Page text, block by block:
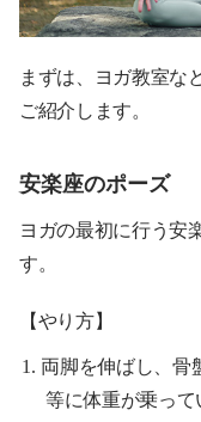
まずは、ヨガ教室な
ご紹介します。
安楽座のポーズ
ヨガの最初に行う安
す。
【やり方】
両脚を伸ばし、骨
等に体重が乗って